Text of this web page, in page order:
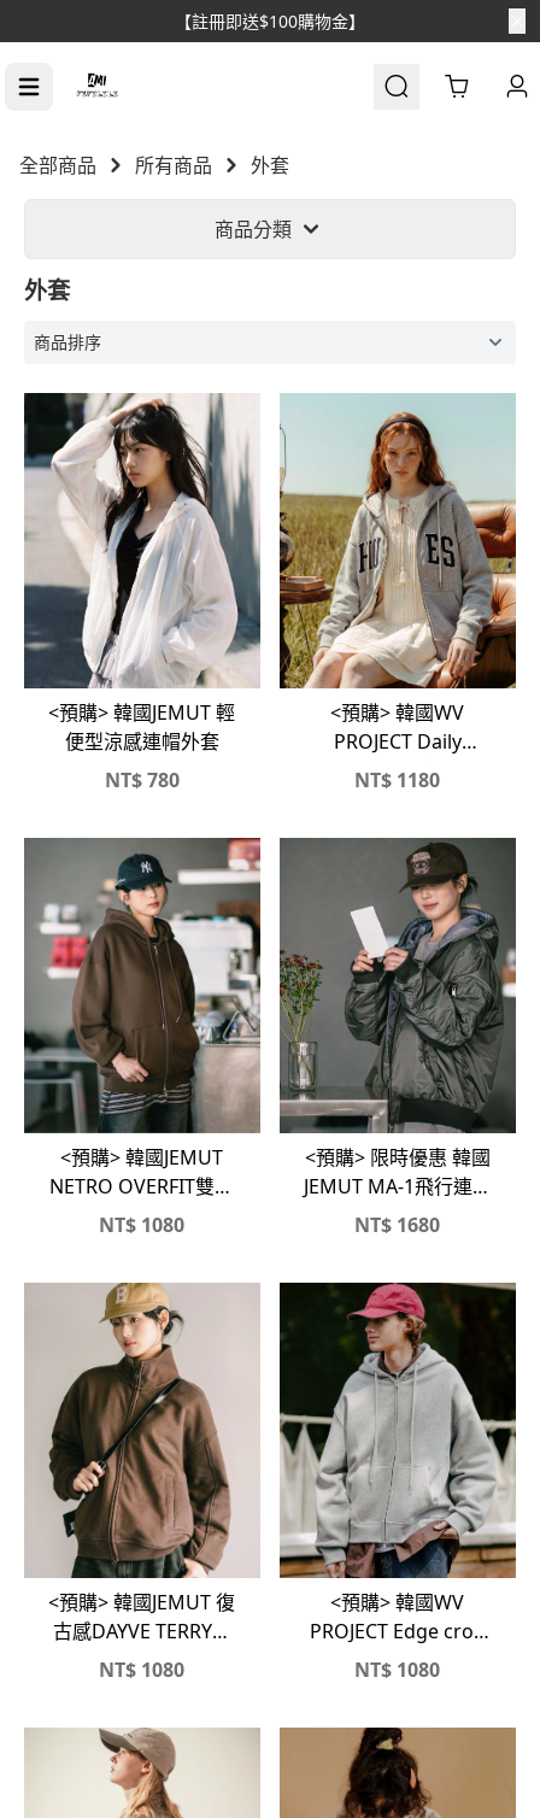
【消費滿$1688免運】
Cart
全部商品 所有商品 外套
商品分類
外套
<預購> 韓國JEMUT 輕
便型涼感連帽外套
NT$780
<預購> 韓國WV
PROJECT Daily
Hughes復古感雙向拉
NT$ 1180
<預購> 韓國JEMUT
NETRO OVERFIT雙向
拉鏈刷毛連帽外套
NT$ 1080
<預購> 限時優惠 韓國
JEMUT MA-1飛行連帽
外套
NT$ 1680
<預購> 韓國JEMUT 復
古感DAYVE TERRY立
領雙向拉鏈外套
NT$ 1080
<預購> 韓國WV
PROJECT Edge crop
雙向拉鏈刷毛連帽外套
NT$ 1080